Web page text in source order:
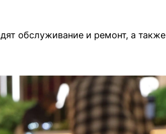
обслуживание и ремонт, а также